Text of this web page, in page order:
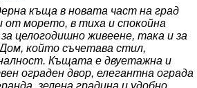
къща в новата част на град
морето, в тиха и спокойна
целогодишно живеене, така и за
който съчетава стил,
Къщата е двуетажна и
ограден двор, елегантна ограда
зелена градина и удобно